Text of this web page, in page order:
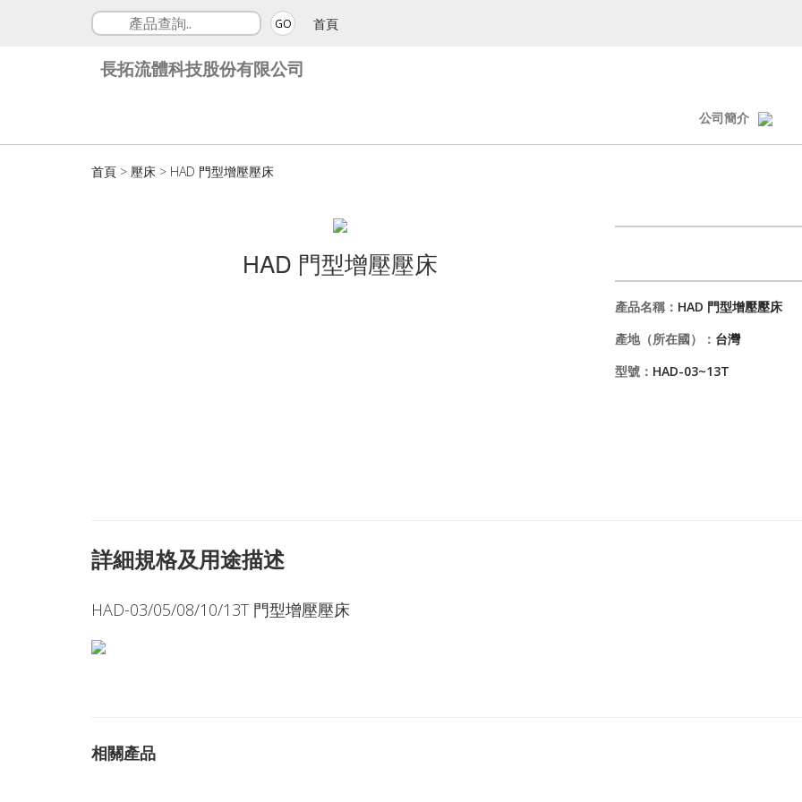
GO 首頁
長拓流體科技股份有限公司
公司簡介
首頁 > 壓床 > HAD 門型增壓壓床
HAD 門型增壓壓床
產品名稱： HAD 門型增壓壓床
產地（所在國）： 台灣
型號： HAD-03~13T
詳細規格及用途描述
HAD-03/05/08/10/13T 門型增壓壓床
相關產品